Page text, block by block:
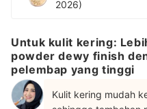
2026)
Untuk kulit kering:
powder dewy finish
pelembap yang tinggi
Kulit kering mudah